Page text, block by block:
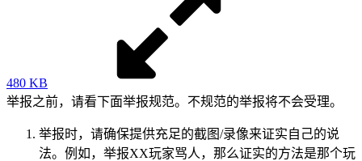
480 KB
举报之前，请看下面举报规范。不规范的举报将不会受理。
举报时，请确保提供充足的截图/录像来证实自己的说
法。例如，举报XX玩家骂人，那么证实的方法是那个玩